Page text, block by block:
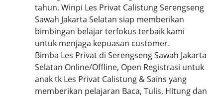
tahun. Winpi Les Privat Calistung Serengseng
Sawah Jakarta Selatan siap memberikan
bimbingan belajar terfokus terbaik kami
untuk menjaga kepuasan customer.
Bimba Les Privat di Serengseng Sawah Jakarta
Selatan Online/Offline, Open Registrasi untuk
anak tk Les Privat Calistung & Sains yang
memberikan pelajaran Baca, Tulis, Hitung dan